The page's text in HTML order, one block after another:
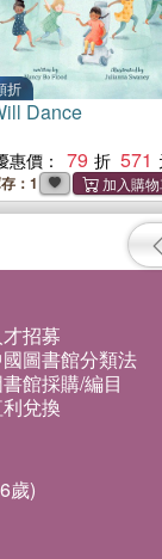
折
Dance
惠價： 79 571
：1
才招募
圖書館分類法
館採購/編目
兌換
歲)